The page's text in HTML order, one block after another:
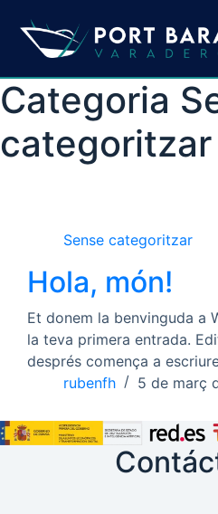
contingut
Categoria
categoritzar
Sense categoritzar
Hola, món!
Et donem la benvinguda a
la teva primera entrada.
després comença a
rubenfh
5 de març